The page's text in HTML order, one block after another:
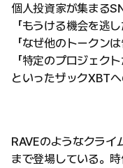
個人投資家が集まる
「もうける機会を逃し
「なぜ他のトークン
「特定のプロジェク
といったザックXBTへ
RAVEのようなクライ
まで登場している。